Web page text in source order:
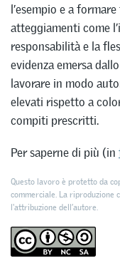
l’esempio e a
atteggiamenti come
responsabilità e la
evidenza emersa
lavorare in modo
elevati rispetto a
compiti prescritti.
Per saperne di più (in
Questo lavoro è protetto da
commerciale. La riproduzione
l'attribuzione dell’autore.